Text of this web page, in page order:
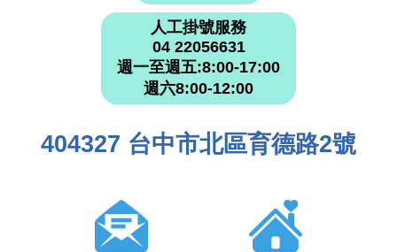
人工掛號服務
04 22056631
週一至週五:8:00-17:00
週六8:00-12:00
404327 台中市北區育德路2號